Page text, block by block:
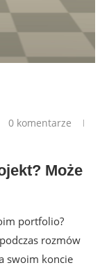
0 komentarze
Może
portfolio?
rozmów
swoim koncie